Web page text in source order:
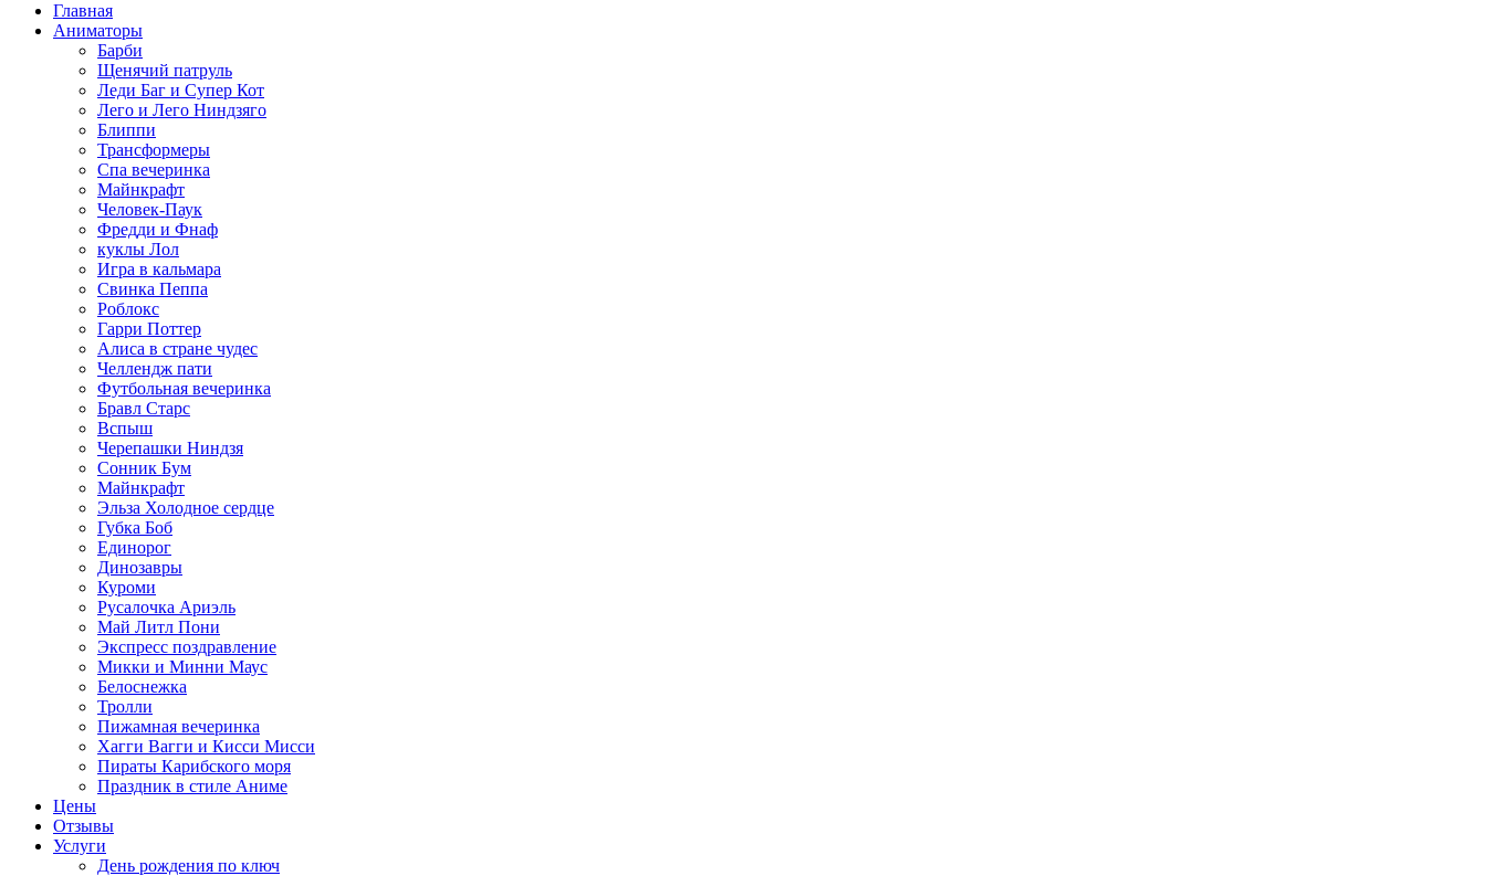
Главная
Аниматоры
Барби
Щенячий патруль
Леди Баг и Супер Кот
Лего и Лего Ниндзяго
Блиппи
Трансформеры
Спа вечеринка
Майнкрафт
Человек-Паук
Фредди и Фнаф
куклы Лол
Игра в кальмара
Свинка Пеппа
Роблокс
Гарри Поттер
Алиса в стране чудес
Челлендж пати
Футбольная вечеринка
Бравл Старс
Вспыш
Черепашки Ниндзя
Сонник Бум
Майнкрафт
Эльза Холодное сердце
Губка Боб
Единорог
Динозавры
Куроми
Русалочка Ариэль
Май Литл Пони
Экспресс поздравление
Микки и Минни Маус
Белоснежка
Тролли
Пижамная вечеринка
Хагги Вагги и Кисси Мисси
Пираты Карибского моря
Праздник в стиле Аниме
Цены
Отзывы
Услуги
День рождения по ключ